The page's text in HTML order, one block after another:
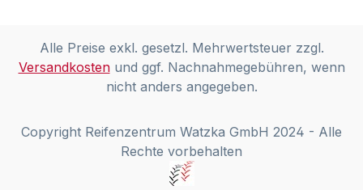
Alle Preise exkl. gesetzl. Mehrwertsteuer zzgl.
Versandkostenund ggf. Nachnahmegebühren, wenn
nicht anders angegeben.
Copyright Reifenzentrum Watzka GmbH 2024 - Alle
Rechte vorbehalten